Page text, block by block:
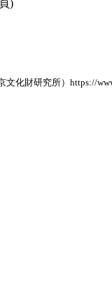
)
財研究所）https://